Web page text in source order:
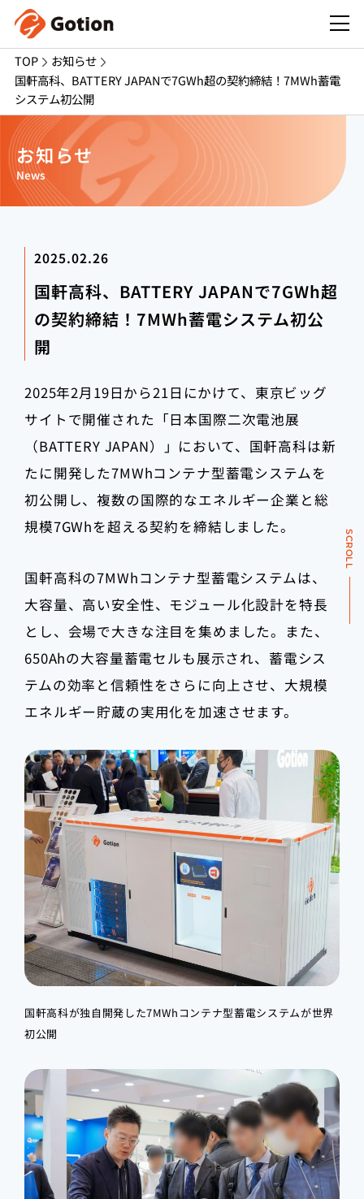
TOP
お知らせ
国軒高科、BATTERY JAPANで7GWh超の契約締結！7MWh蓄電
システム初公開
お知らせ
News
SCROLL
2025.02.26
国軒高科、BATTERY JAPANで7GWh超
の契約締結！7MWh蓄電システム初公
開
2025年2月19日から21日にかけて、東京ビッグ
サイトで開催された「日本国際二次電池展
（BATTERY JAPAN）」において、国軒高科は新
たに開発した7MWhコンテナ型蓄電システムを
初公開し、複数の国際的なエネルギー企業と総
規模7GWhを超える契約を締結しました。
国軒高科の7MWhコンテナ型蓄電システムは、
大容量、高い安全性、モジュール化設計を特長
とし、会場で大きな注目を集めました。また、
650Ahの大容量蓄電セルも展示され、蓄電シス
テムの効率と信頼性をさらに向上させ、大規模
エネルギー貯蔵の実用化を加速させます。
国軒高科が独自開発した7MWhコンテナ型蓄電システムが世界
初公開